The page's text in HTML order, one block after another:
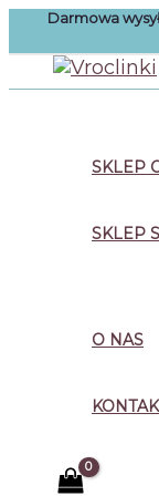
Przejdź
treści
Darmowa
SKLEP
SKLEP
O NAS